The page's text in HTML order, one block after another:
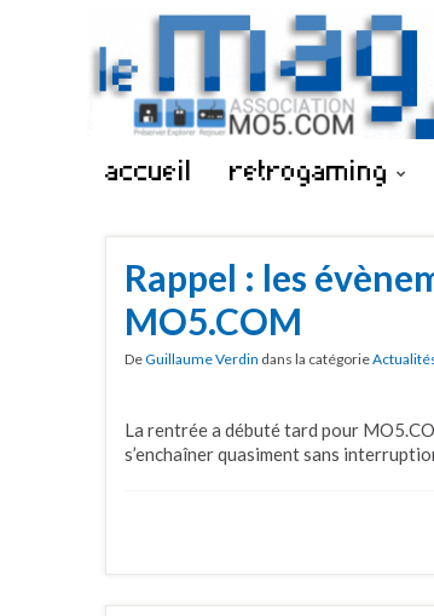
accueil retrogaming
Rappel : les
MO5.COM
DeGuillaume Verdin dans la catégorie
La rentrée a débuté tard pour
s’enchaîner quasiment sans